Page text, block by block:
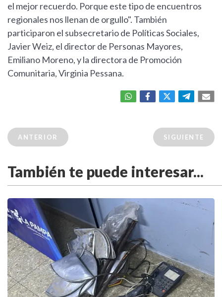
el mejor recuerdo. Porque este tipo de encuentros
regionales nos llenan de orgullo". También
participaron el subsecretario de Políticas Sociales,
Javier Weiz, el director de Personas Mayores,
Emiliano Moreno, y la directora de Promoción
Comunitaria, Virginia Pessana.
ANTERIOR SIGUIENTE
También te puede interesar...